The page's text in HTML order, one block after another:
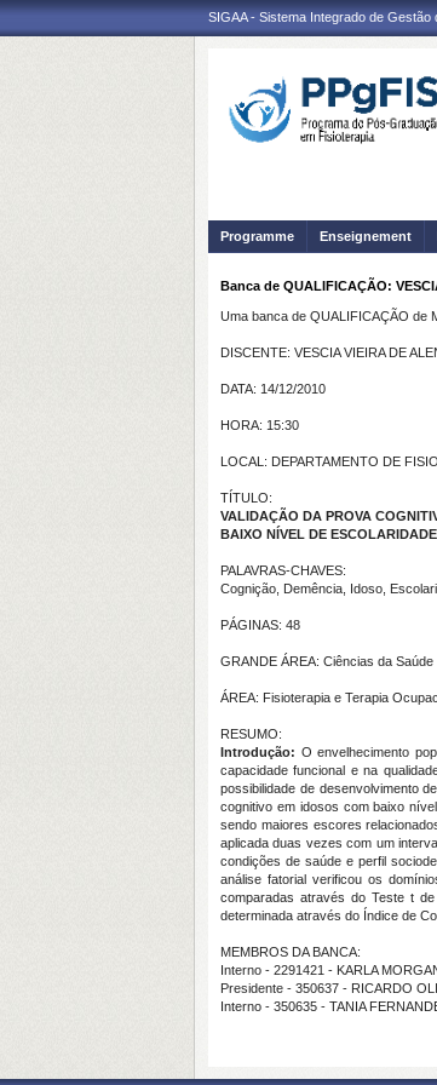
SIGAA - Sistema Integrado de Gestão
Programme Enseignement
Banca de QUALIFICAÇÃO:
Uma banca de QUALIFICAÇÃO de
DISCENTE: VESCIA VIEIRA DE
DATA: 14/12/2010
HORA: 15:30
LOCAL: DEPARTAMENTO DE
TÍTULO:
VALIDAÇÃO DA PROVA
BAIXO NÍVEL DE ESCOLARIDADE
PALAVRAS-CHAVES:
Cognição, Demência, Idoso,
PÁGINAS: 48
GRANDE ÁREA: Ciências da Saúde
ÁREA: Fisioterapia e Terapia
RESUMO:
Introdução: O envelhecimento
capacidade funcional e na
possibilidade de desenvolvimento
cognitivo em idosos com baixo
sendo maiores escores
aplicada duas vezes com um
condições de saúde e perfil
análise fatorial verificou os
comparadas através do Teste t
determinada através do Índice de
MEMBROS DA BANCA:
Interno - 2291421 - KARLA
Presidente - 350637 - RICARDO
Interno - 350635 - TANIA